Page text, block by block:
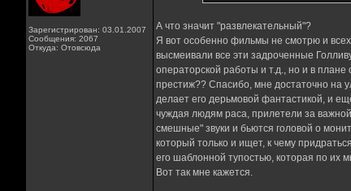
Зарегистрирован: 03.01.2007
Сообщения: 2067
Откуда: Отовсюда
А что значит "развлекательный"?
Я вот особенно фильмы не смотрю и
высмеивали все эти задроченные
операторской работы и т.д., но и в
престиж?? Спасибо, мне достаточно на
делает его дерьмовой фантастикой, и
чуждая людям раса, прилетели за
смешные" звуки и бьются головой о
который только и ищет, к чему
его шаблонной тупостью, которая по их
Вот так мне кажется.